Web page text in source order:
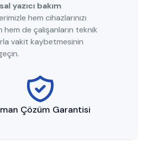
yazıcı bakım
hem cihazlarınızı
hem de çalışanların teknik
vakit kaybetmesinin
Çözüm Garantisi